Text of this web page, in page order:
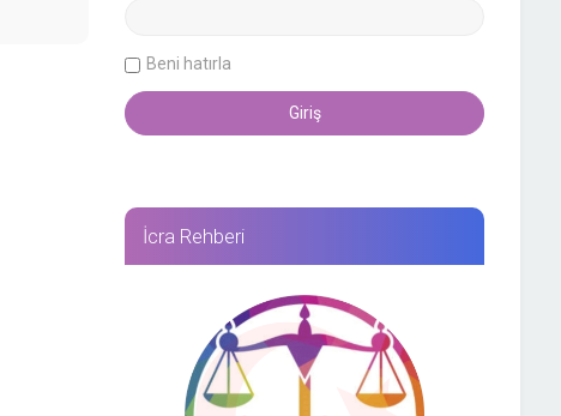
Beni hatırla
İcra Rehberi